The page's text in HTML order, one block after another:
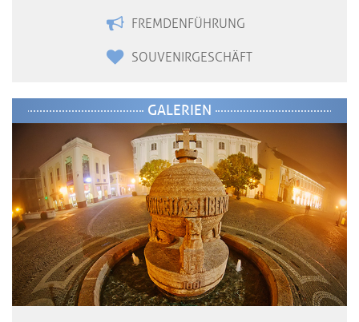
FREMDENFÜHRUNG
SOUVENIRGESCHÄFT
GALERIEN